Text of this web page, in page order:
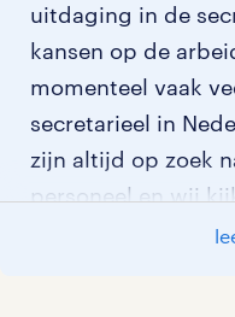
uitdaging in de
kansen op de
momenteel vaak
secretarieel in
zijn altijd op zoek
personeel en wij
met je naar de